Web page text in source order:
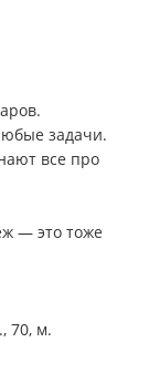
задачи.
все про
— это тоже
70, м.